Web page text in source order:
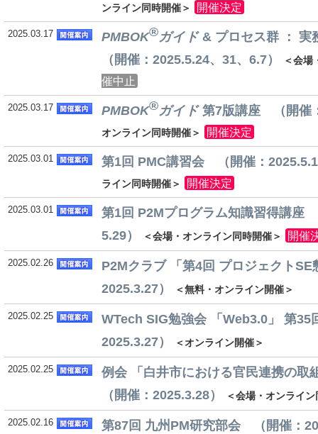
ンライン同時開催＞ 開催決定
2025.03.17 PMBOK®ガイド& プロセス群 ：
（開催：2025.5.24、31、6.7）
＜会場
催中止
2025.03.17 PMBOK®ガイド第7版講座 （開催
オンライン同時開催＞ 開催決定
2025.03.01 第1回 PMC講習会 （開催：
ライン同時開催＞ 開催決定
2025.03.01
第1回 P2Mプログラム知識習得講座
5.29）
＜会場・オンライン同時開催＞ 開催
2025.02.26
P2Mクラブ 「第4回 プロジェクト
2025.3.27）
＜無料・オンライン開催＞
2025.02.25
WTech SIG勉強会 「Web3.0」 第
2025.3.27）
＜オンライン開催＞
2025.02.25
例会 「白井市における官民連携の
（開催：2025.3.28）
＜会場・オンライ
2025.02.16 第87回 九州PM研究部会 （開催：